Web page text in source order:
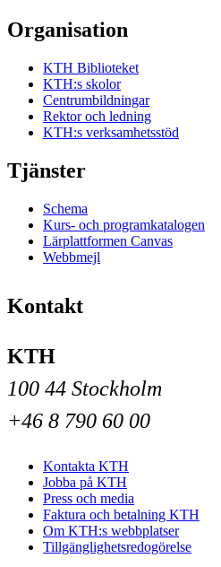
Organisation
KTH Biblioteket
KTH:s skolor
Centrumbildningar
Rektor och ledning
KTH:s verksamhetsstöd
Tjänster
Schema
Kurs- och programkatalogen
Lärplattformen Canvas
Webbmejl
Kontakt
KTH
100 44 Stockholm
+46 8 790 60 00
Kontakta KTH
Jobba på KTH
Press och media
Faktura och betalning KTH
Om KTH:s webbplatser
Tillgänglighetsredogörelse